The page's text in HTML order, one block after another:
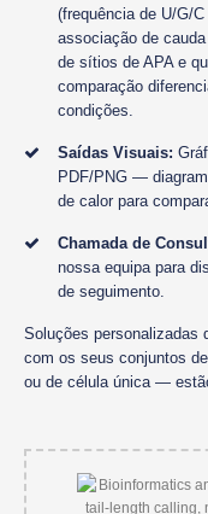
(frequência de U/G/
associação de
de sítios de APA e
comparação
condições.
Saídas Visuais:
PDF/PNG —
de calor para
Chamada de
nossa equipa para
de seguimento.
Soluções personalizadas
com os seus conjuntos
ou de célula única —